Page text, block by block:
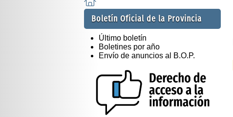
Boletín Oficial de la Provincia
Último boletín
Boletines por año
Envío de anuncios al B.O.P.